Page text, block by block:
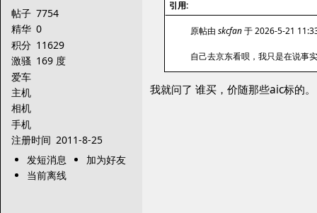
帖子 7754
精华 0
积分 11629
激骚 169 度
爱车
主机
相机
手机
注册时间 2011-8-25
发短消息
加为好友
当前离线
引用:
原帖由 skcfan于 2026-5-21
自己去京东看呗，我只是在说事
我就问了 谁买，价随那些aic标的。